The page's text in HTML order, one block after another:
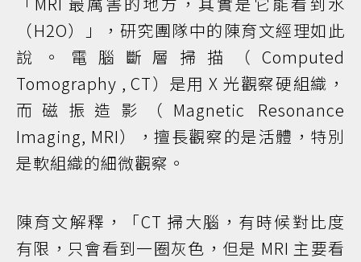
（H2O）」，研究團隊中的陳育文經理如此
說。電腦斷層掃描（Computed
Tomography , CT）是用 X 光觀察硬組織，
而磁振造影（Magnetic Resonance
Imaging, MRI），擅長觀察的是活體，特別
是軟組織的細微觀察。
陳育文解釋，「CT 掃大腦，有時候對比度
有限，只會看到一圈灰色，但是 MRI 主要看